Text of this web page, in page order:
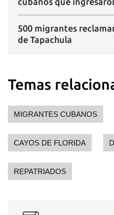
iniciar sesión con tu cuenta
INICIAR
500 migrantes
de Tapachula
Temas
MIGRANTES CUBANOS
CAYOS DE FLORIDA
REPATRIADOS